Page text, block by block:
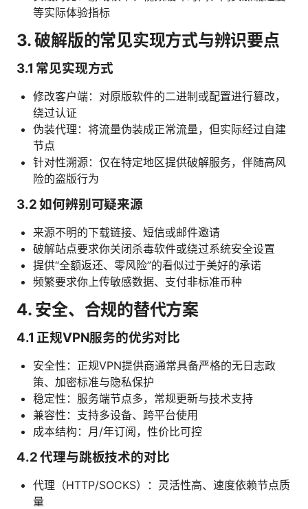
等实际体验指标
3. 破解版的常见实现方式与辨识要点
3.1 常见实现方式
修改客户端：对原版软件的二进制或配置进行篡改，
绕过认证
伪装代理：将流量伪装成正常流量，但实际经过自建
节点
针对性溯源：仅在特定地区提供破解服务，伴随高风
险的盗版行为
3.2 如何辨别可疑来源
来源不明的下载链接、短信或邮件邀请
破解站点要求你关闭杀毒软件或绕过系统安全设置
提供“全额返还、零风险”的看似过于美好的承诺
频繁要求你上传敏感数据、支付非标准币种
4. 安全、合规的替代方案
4.1 正规VPN服务的优劣对比
安全性：正规VPN提供商通常具备严格的无日志政
策、加密标准与隐私保护
稳定性：服务端节点多，常规更新与技术支持
兼容性：支持多设备、跨平台使用
成本结构：月/年订阅，性价比可控
4.2 代理与跳板技术的对比
代理（HTTP/SOCKS）：灵活性高、速度依赖节点质
量